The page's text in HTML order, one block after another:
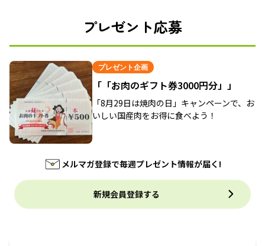
プレゼント応募
プレゼント企画
「「お肉のギフト券3000円分」」
「8月29日は焼肉の日」キャンペーンで、お
いしい国産肉をお得に食べよう！
メルマガ登録で毎週プレゼント情報が届く!
新規会員登録する